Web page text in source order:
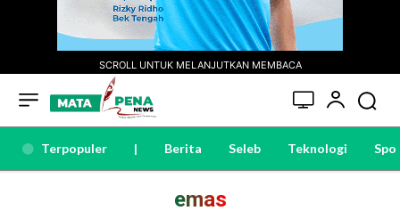
SCROLL UNTUK MELANJUTKAN MEMBACA
Terpopuler | Berita Seleb Teknologi
emas